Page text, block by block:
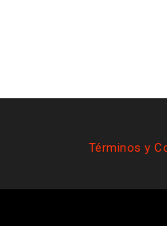
Términos y